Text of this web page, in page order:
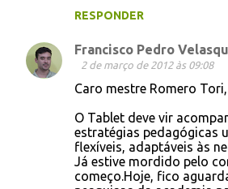
RESPONDER
Francisco Pedro
2 de março de 2012 às 09:08
Caro mestre Romero Tori,
O Tablet deve vir
estratégias pedagógicas
flexíveis, adaptáveis às
Já estive mordido pelo
começo.Hoje, fico